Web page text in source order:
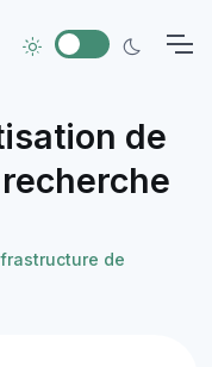
de
de